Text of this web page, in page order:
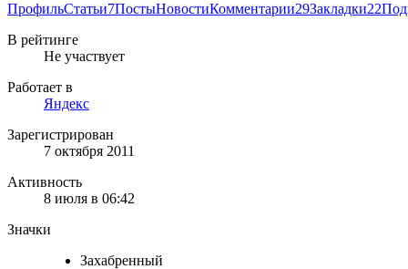
ПрофильСтатьи7ПостыНовостиКомментарии29Закладки22
В рейтинге
Не участвует
Работает в
Яндекс
Зарегистрирован
7 октября 2011
Активность
8 июля в 06:42
Значки
Захабренный